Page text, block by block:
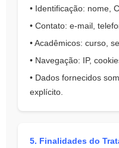
• Identificação: nome,
• Contato: e-mail,
• Acadêmicos: curso,
• Navegação: IP,
• Dados fornecidos
explícito.
5. Finalidades do